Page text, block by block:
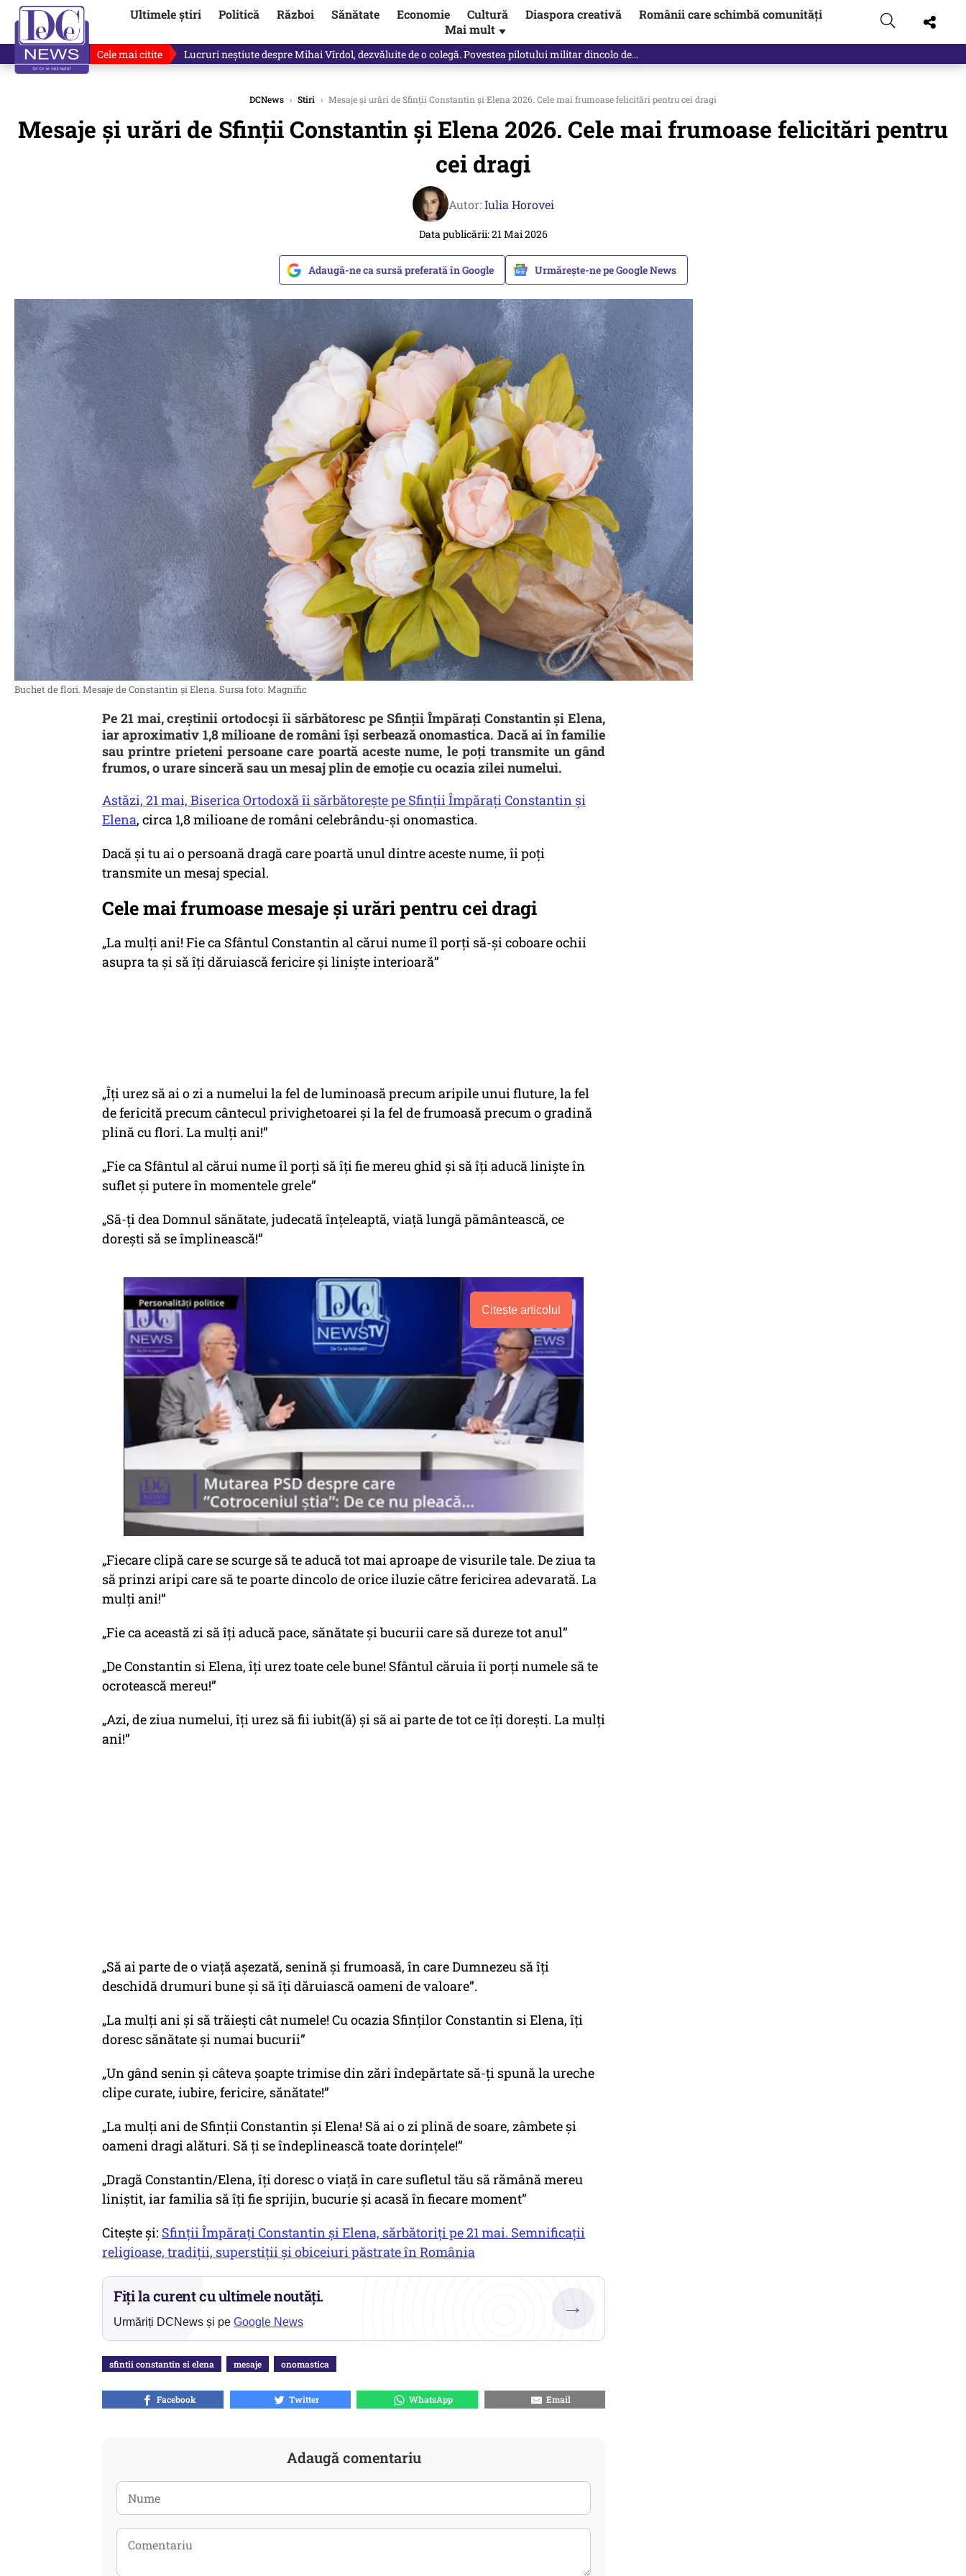
Ultimele știri Politică Război Sănătate Economie Cultură Diaspora creativă
Românii care schimbă comunități
Mai mult ▼
Cele mai citite Lucruri neștiute despre Mihai Vîrdol, dezvăluite de o colegă. Povestea pilotului militar dincolo de…
DCNews › Stiri › Mesaje și urări de Sfinții Constantin și Elena 2026. Cele mai frumoase felicitări pentru cei dragi
Mesaje și urări de Sfinții Constantin și Elena 2026. Cele mai frumoase felicitări pentru
cei dragi
Autor:Iulia Horovei
Data publicării: 21 Mai 2026
Adaugă-ne ca sursă preferată în Google Urmărește-ne pe Google News
Buchet de flori. Mesaje de Constantin și Elena. Sursa foto: Magnific
Pe 21 mai, creștinii ortodocși îi sărbătoresc pe Sfinții Împărați Constantin și Elena,
iar aproximativ 1,8 milioane de români își serbează onomastica. Dacă ai în familie
sau printre prieteni persoane care poartă aceste nume, le poți transmite un gând
frumos, o urare sinceră sau un mesaj plin de emoție cu ocazia zilei numelui.
Astăzi, 21 mai, Biserica Ortodoxă îi sărbătoreşte pe Sfinţii Împăraţi Constantin şi
Elena, circa 1,8 milioane de români celebrându-și onomastica.
Dacă și tu ai o persoană dragă care poartă unul dintre aceste nume, îi poți
transmite un mesaj special.
Cele mai frumoase mesaje și urări pentru cei dragi
„La mulţi ani! Fie ca Sfântul Constantin al cărui nume îl porţi să-şi coboare ochii
asupra ta şi să îţi dăruiască fericire și liniște interioară”
„Îți urez să ai o zi a numelui la fel de luminoasă precum aripile unui fluture, la fel
de fericită precum cântecul privighetoarei și la fel de frumoasă precum o gradină
plină cu flori. La mulți ani!”
„Fie ca Sfântul al cărui nume îl porți să îți fie mereu ghid și să îți aducă liniște în
suflet și putere în momentele grele”
„Să-ţi dea Domnul sănătate, judecată înţeleaptă, viaţă lungă pământească, ce
doreşti să se împlinească!”
Citește articolul
„Fiecare clipă care se scurge să te aducă tot mai aproape de visurile tale. De ziua ta
să prinzi aripi care să te poarte dincolo de orice iluzie către fericirea adevarată. La
mulți ani!”
„Fie ca această zi să îți aducă pace, sănătate și bucurii care să dureze tot anul”
„De Constantin si Elena, îţi urez toate cele bune! Sfântul căruia îi porţi numele să te
ocrotească mereu!”
„Azi, de ziua numelui, îţi urez să fii iubit(ă) și să ai parte de tot ce îţi doreşti. La mulţi
ani!”
„Să ai parte de o viață așezată, senină și frumoasă, în care Dumnezeu să îți
deschidă drumuri bune și să îți dăruiască oameni de valoare”.
„La mulţi ani şi să trăiești cât numele! Cu ocazia Sfinţilor Constantin si Elena, îți
doresc sănătate şi numai bucurii”
„Un gând senin și câteva șoapte trimise din zări îndepărtate să-ți spună la ureche
clipe curate, iubire, fericire, sănătate!”
„La mulți ani de Sfinții Constantin și Elena! Să ai o zi plină de soare, zâmbete și
oameni dragi alături. Să ți se îndeplinească toate dorințele!”
„Dragă Constantin/Elena, îți doresc o viață în care sufletul tău să rămână mereu
liniștit, iar familia să îți fie sprijin, bucurie și acasă în fiecare moment”
Citește și: Sfinții Împărați Constantin și Elena, sărbătoriți pe 21 mai. Semnificații
religioase, tradiții, superstiții și obiceiuri păstrate în România
Fiți la curent cu ultimele noutăți.
Urmăriți DCNews și pe Google News
→
sfintii constantin si elena mesaje onomastica
Facebook Twitter WhatsApp Email
Adaugă comentariu